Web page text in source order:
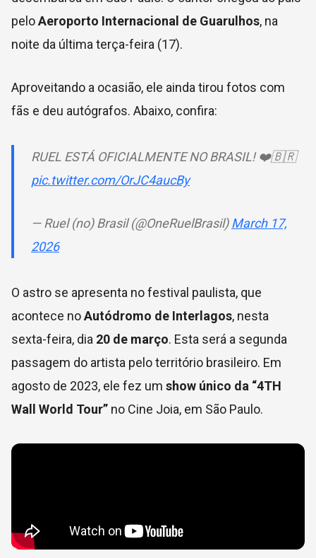
peloAeroporto Internacional de Guarulhos, na
noite da última terça-feira (17).
Aproveitando a ocasião, ele ainda tirou fotos com
fãs e deu autógrafos. Abaixo, confira:
RUEL ESTÁ OFICIALMENTE NO BRASIL! ❤️🇧🇷
pic.twitter.com/OrJC4aucBy
— Ruel (no) Brasil (@OneRuelBrasil)March 17,
2026
O astro se apresenta no festival paulista, que
acontece noAutódromo de Interlagos, nesta
sexta-feira, dia 20 de março. Esta será a segunda
passagem do artista pelo território brasileiro. Em
agosto de 2023, ele fez um show único da “4TH
Wall World Tour” no Cine Joia, em São Paulo.